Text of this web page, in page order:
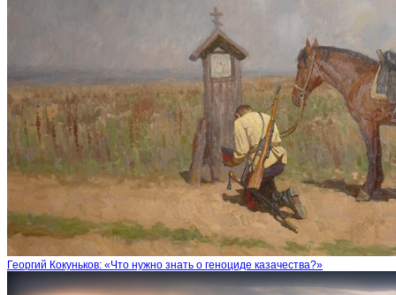
Георгий Кокуньков: «Что нужно знать о геноциде казачества?»